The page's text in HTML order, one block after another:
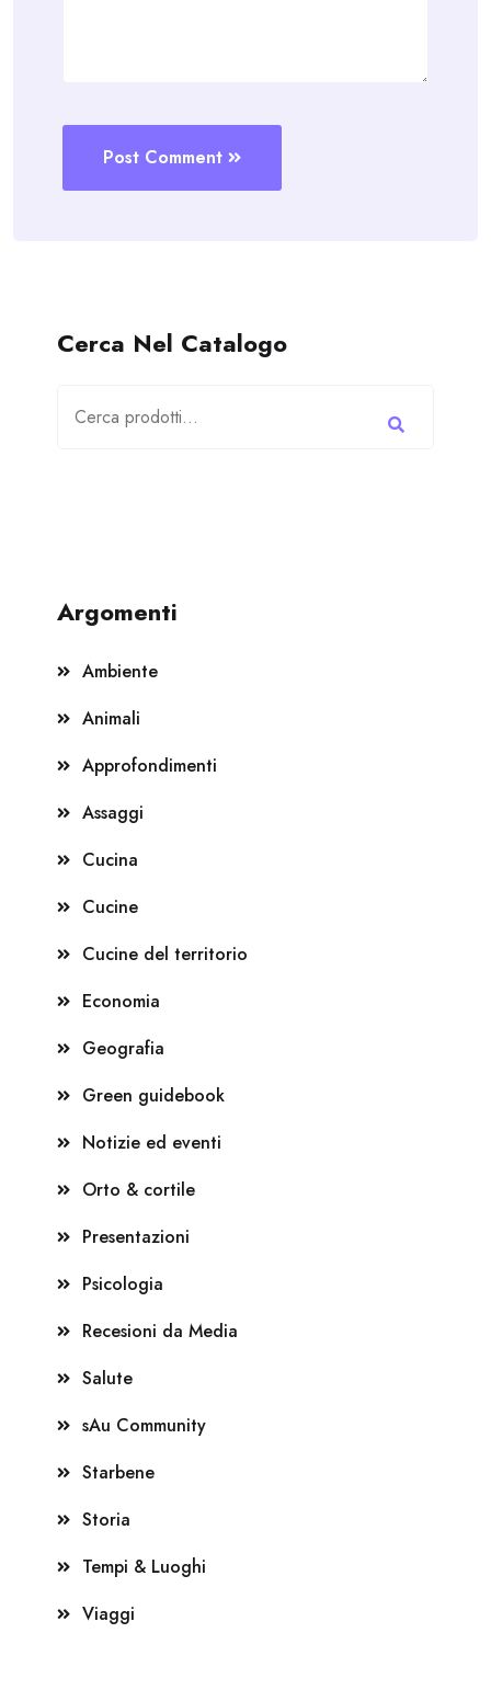
Post Comment
Cerca Nel Catalogo
Argomenti
Ambiente
Animali
Approfondimenti
Assaggi
Cucina
Cucine
Cucine del territorio
Economia
Geografia
Green guidebook
Notizie ed eventi
Orto & cortile
Presentazioni
Psicologia
Recesioni da Media
Salute
sAu Community
Starbene
Storia
Tempi & Luoghi
Viaggi